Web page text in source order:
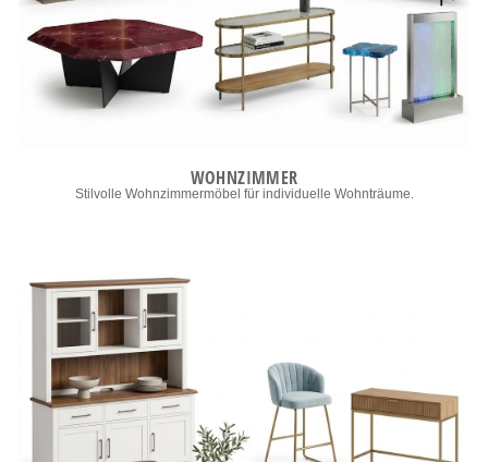
WOHNZIMMER
Stilvolle Wohnzimmermöbel für individuelle Wohnträume.